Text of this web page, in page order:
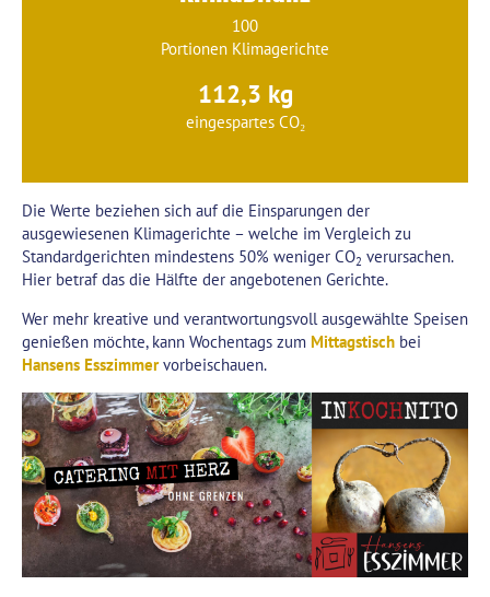
100
Portionen Klimagerichte
112,3 kg
eingespartes CO₂
Die Werte beziehen sich auf die Einsparungen der
ausgewiesenen Klimagerichte – welche im Vergleich zu
Standardgerichten mindestens 50% weniger CO2 verursachen.
Hier betraf das die Hälfte der angebotenen Gerichte.
Wer mehr kreative und verantwortungsvoll ausgewählte Speisen
genießen möchte, kann Wochentags zum Mittagstisch bei
Hansens Esszimmervorbeischauen.